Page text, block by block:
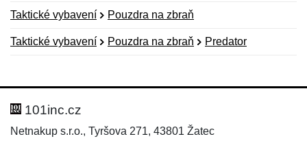
Taktické vybavení Pouzdra na zbraň
Taktické vybavení Pouzdra na zbraň Predator
Hodnocení:
Jméno:
101inc.cz
Netnakup s.r.o., Tyršova 271, 43801 Žatec